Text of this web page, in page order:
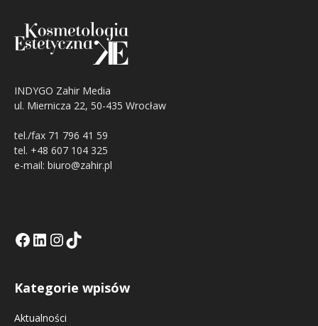
INDYGO Zahir Media
ul. Miernicza 22, 50-435 Wrocław
tel./fax 71 796 41 59
tel. +48 607 104 325
e-mail: biuro@zahir.pl
Facebook
LinkedIn
Tik Tok KEInstagramm KE
Kategorie wpisów
Aktualności